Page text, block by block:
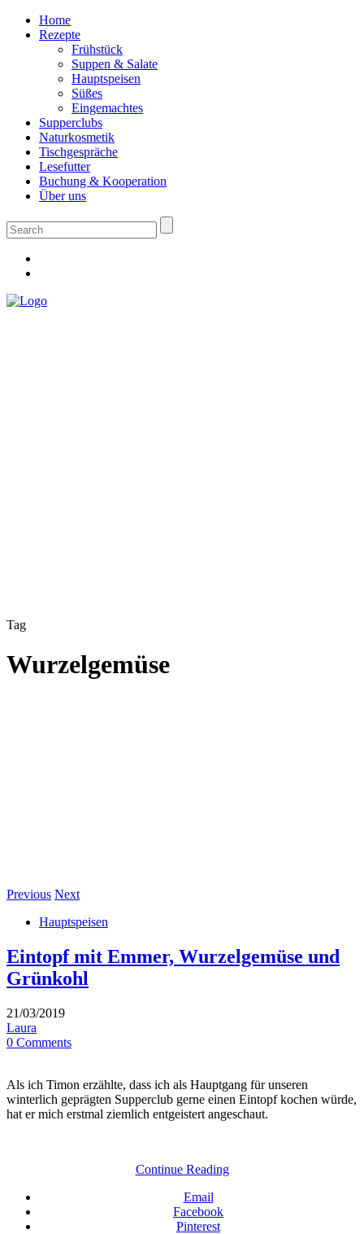
Home
Rezepte
Frühstück
Suppen & Salate
Hauptspeisen
Süßes
Eingemachtes
Supperclubs
Naturkosmetik
Tischgespräche
Lesefutter
Buchung & Kooperation
Über uns
Tag
Wurzelgemüse
Previous Next
Hauptspeisen
Eintopf mit Emmer, Wurzelgemüse und
Grünkohl
21/03/2019
Laura
0 Comments
Als ich Timon erzählte, dass ich als Hauptgang für unseren
winterlich geprägten Supperclub gerne einen Eintopf kochen würde,
hat er mich erstmal ziemlich entgeistert angeschaut.
Continue Reading
Email
Facebook
Pinterest